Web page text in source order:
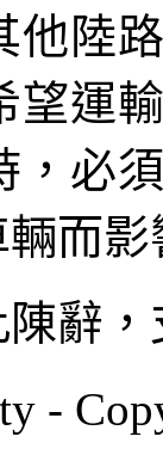
他陸
望運
，必
而
辭
-